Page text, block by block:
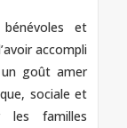
et
accompli
goût amer
sociale et
les familles